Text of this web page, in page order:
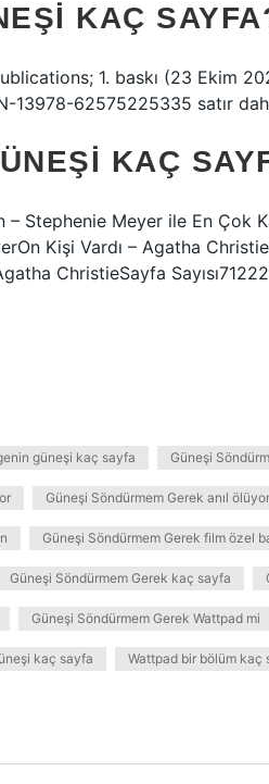
KAÇ
1. baskı (23 Ekim
13978-62575225335 satır
KAÇ
Stephenie Meyer ile En Çok
Kişi Vardı – Agatha
ChristieSayfa
güneşi kaç sayfa Güneşi
Güneşi Söndürmem Gerek anıl
Güneşi Söndürmem Gerek film özel
Güneşi Söndürmem Gerek kaç sayfa
Güneşi Söndürmem Gerek Wattpad mi
kaç sayfa Wattpad bir bölüm kaç